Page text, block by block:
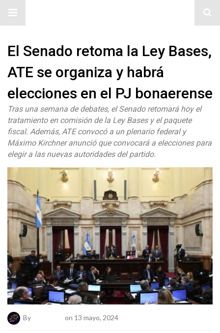
El Senado retoma la Ley Bases,
ATE se organiza y habrá
elecciones en el PJ bonaerense
Tras una semana de debates, el Senado retomará hoy el
tratamiento en comisión de la Ley Bases y el paquete
fiscal. Además, ATE convocó a un plenario federal y
Máximo Kirchner anunció que convocará a elecciones para
elegir a las nuevas autoridades del partido.
By on 13 mayo, 2024